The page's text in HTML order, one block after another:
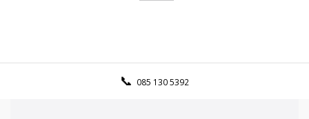
085 130 5392